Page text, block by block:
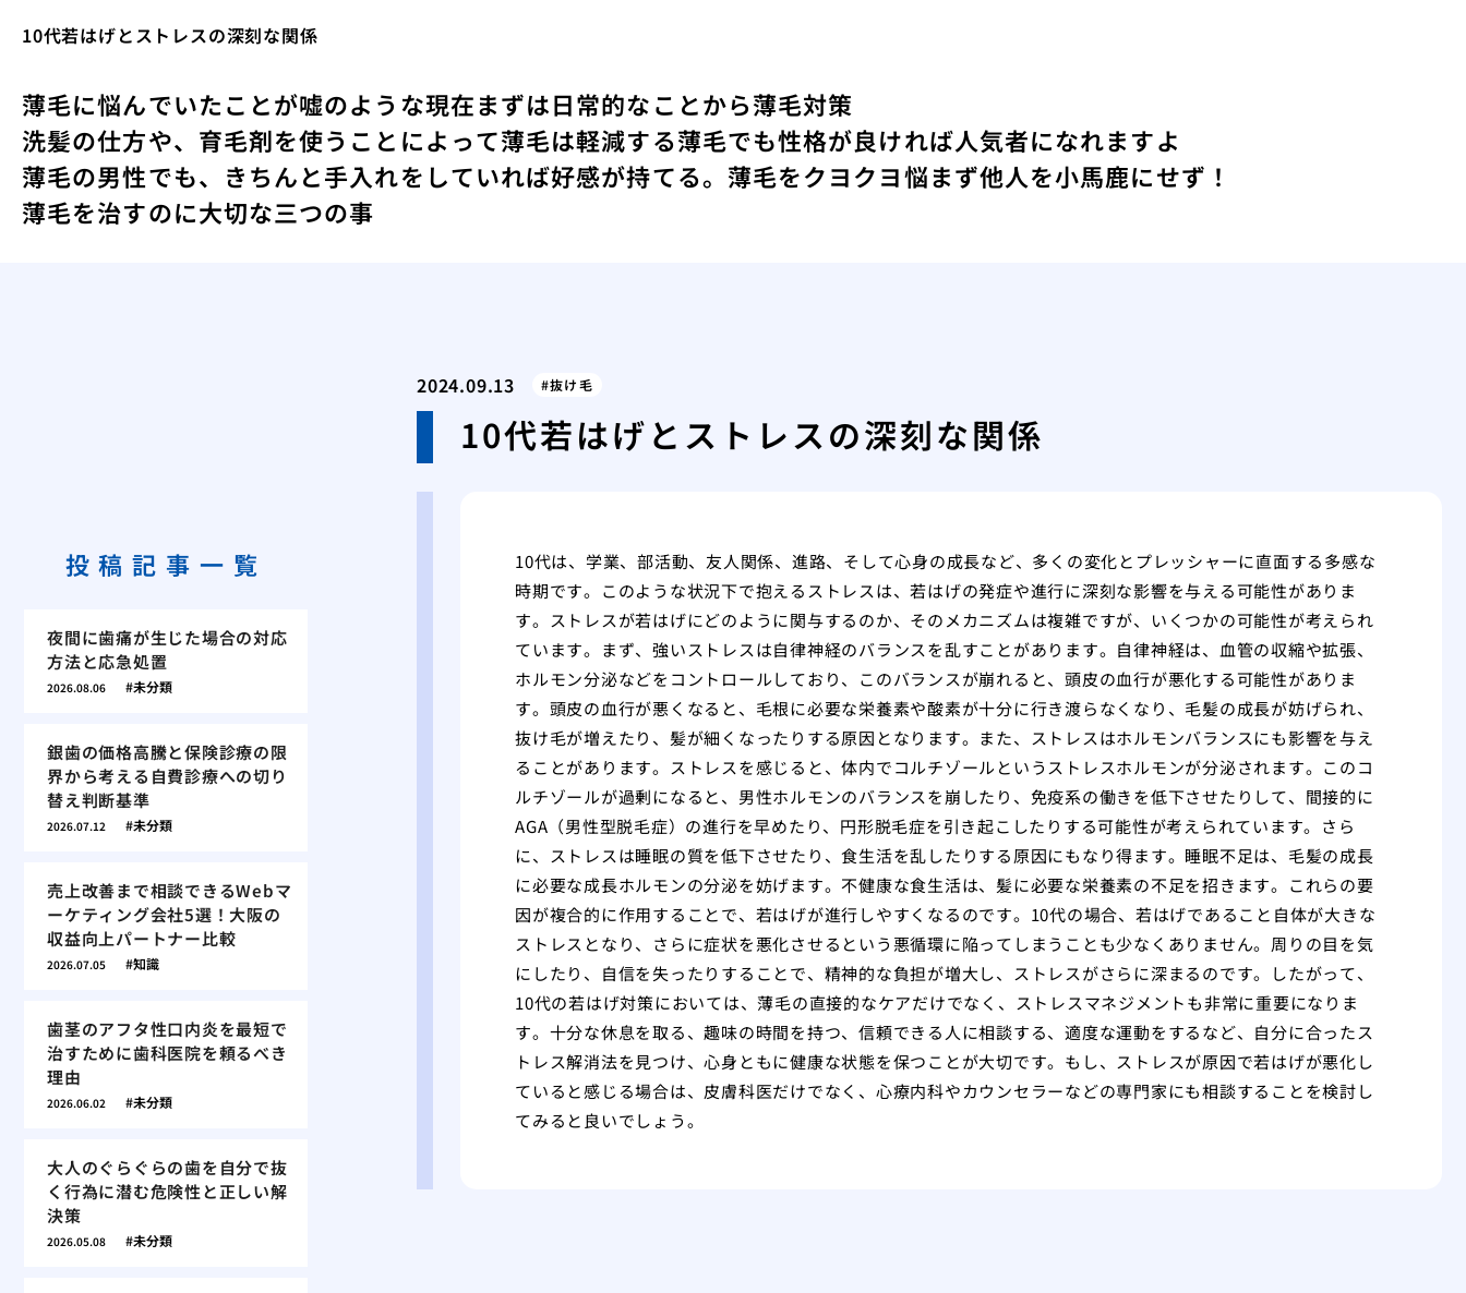
10代若はげとストレスの深刻な関係
薄毛に悩んでいたことが嘘のような現在まずは日常的なことから薄毛対策
洗髪の仕方や、育毛剤を使うことによって薄毛は軽減する薄毛でも性格が良ければ人気者になれますよ
薄毛の男性でも、きちんと手入れをしていれば好感が持てる。 薄毛をクヨクヨ悩まず他人を小馬鹿にせず！
薄毛を治すのに大切な三つの事
2024.09.13 抜け毛
10代若はげとストレスの深刻な関係
10代は、学業、部活動、友人関係、進路、そして心身の成長など、多くの変化とプレッシャーに直面する多感な
時期です。このような状況下で抱えるストレスは、若はげの発症や進行に深刻な影響を与える可能性がありま
す。ストレスが若はげにどのように関与するのか、そのメカニズムは複雑ですが、いくつかの可能性が考えられ
ています。まず、強いストレスは自律神経のバランスを乱すことがあります。自律神経は、血管の収縮や拡張、
ホルモン分泌などをコントロールしており、このバランスが崩れると、頭皮の血行が悪化する可能性がありま
す。頭皮の血行が悪くなると、毛根に必要な栄養素や酸素が十分に行き渡らなくなり、毛髪の成長が妨げられ、
抜け毛が増えたり、髪が細くなったりする原因となります。また、ストレスはホルモンバランスにも影響を与え
ることがあります。ストレスを感じると、体内でコルチゾールというストレスホルモンが分泌されます。このコ
ルチゾールが過剰になると、男性ホルモンのバランスを崩したり、免疫系の働きを低下させたりして、間接的に
AGA（男性型脱毛症）の進行を早めたり、円形脱毛症を引き起こしたりする可能性が考えられています。さら
に、ストレスは睡眠の質を低下させたり、食生活を乱したりする原因にもなり得ます。睡眠不足は、毛髪の成長
に必要な成長ホルモンの分泌を妨げます。不健康な食生活は、髪に必要な栄養素の不足を招きます。これらの要
因が複合的に作用することで、若はげが進行しやすくなるのです。10代の場合、若はげであること自体が大きな
ストレスとなり、さらに症状を悪化させるという悪循環に陥ってしまうことも少なくありません。周りの目を気
にしたり、自信を失ったりすることで、精神的な負担が増大し、ストレスがさらに深まるのです。したがって、
10代の若はげ対策においては、薄毛の直接的なケアだけでなく、ストレスマネジメントも非常に重要になりま
す。十分な休息を取る、趣味の時間を持つ、信頼できる人に相談する、適度な運動をするなど、自分に合ったス
トレス解消法を見つけ、心身ともに健康な状態を保つことが大切です。もし、ストレスが原因で若はげが悪化し
ていると感じる場合は、皮膚科医だけでなく、心療内科やカウンセラーなどの専門家にも相談することを検討し
てみると良いでしょう。
投稿記事一覧
夜間に歯痛が生じた場合の対応
方法と応急処置
2026.08.06 未分類
銀歯の価格高騰と保険診療の限
界から考える自費診療への切り
替え判断基準
2026.07.12 未分類
売上改善まで相談できるWebマ
ーケティング会社5選！大阪の
収益向上パートナー比較
2026.07.05 知識
歯茎のアフタ性口内炎を最短で
治すために歯科医院を頼るべき
理由
2026.06.02 未分類
大人のぐらぐらの歯を自分で抜
く行為に潜む危険性と正しい解
決策
2026.05.08 未分類